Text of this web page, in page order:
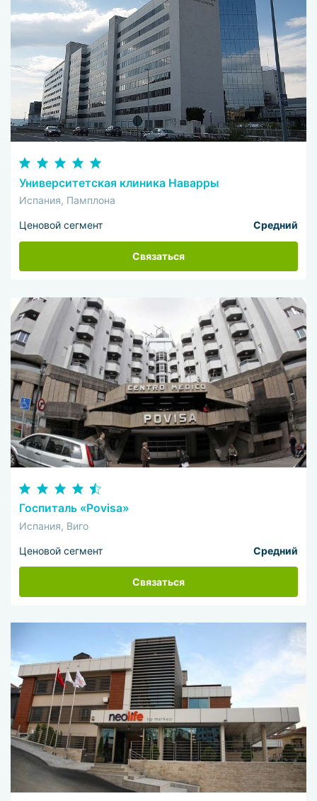
Университетская клиника Наварры
Испания, Памплона
Ценовой сегмент Средний
Связаться
Госпиталь «Povisa»
Испания, Виго
Ценовой сегмент Средний
Связаться